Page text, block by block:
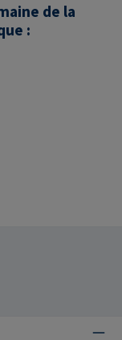
de la
: